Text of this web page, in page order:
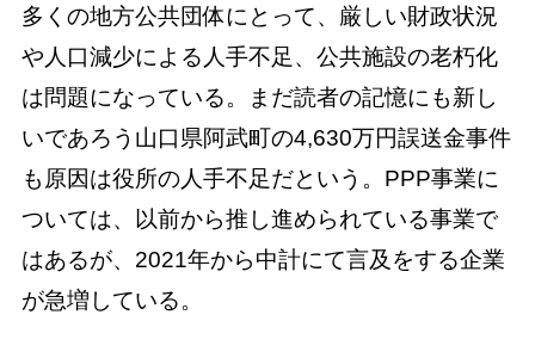
多くの地方公共団体にとって、厳しい財政状況
や人口減少による人手不足、公共施設の老朽化
は問題になっている。まだ読者の記憶にも新し
いであろう山口県阿武町の4,630万円誤送金事件
も原因は役所の人手不足だという。PPP事業に
ついては、以前から推し進められている事業で
はあるが、2021年から中計にて言及をする企業
が急増している。